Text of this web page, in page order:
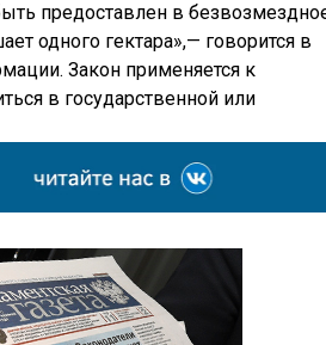
предоставлен в
одного гектара»,— говорится в
Закон применяется к
в государственной или